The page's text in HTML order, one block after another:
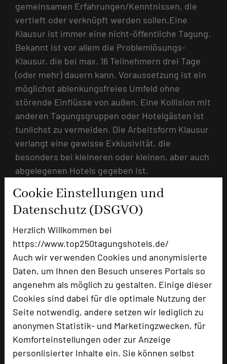
Cookie Einstellungen und
Datenschutz (DSGVO)
Herzlich Willkommen bei
https://www.top250tagungshotels.de/
Auch wir verwenden Cookies und anonymisierte
Daten, um Ihnen den Besuch unseres Portals so
angenehm als möglich zu gestalten. Einige dieser
Cookies sind dabei für die optimale Nutzung der
Seite notwendig, andere setzen wir lediglich zu
anonymen Statistik- und Marketingzwecken, für
Komforteinstellungen oder zur Anzeige
personlisierter Inhalte ein. Sie können selbst
gemeinsamen Erfahrungen/Kenntnissen, die
vertieft oder verknüpft werden sollen.Eine
Klausur ist immer eine nicht-öffentliche Tagung.
Bekannt ist vor allem die Problemlösungs-
Klausur, die bei max. 16 Teilnehmern drei Tage
(oder mehr) dauern kann. Voraussetzung ist ein
möglichst ablenkungsfreies Umfeld ohne
störende Einflüsse von außen. Eine Kollision mit
anderen Tagungsgruppen oder Hotelgästen ist
tunlichst zu vermeiden. Die Arbeitsform Klausur
verlangt eine gewisse Exklusivität, die
besonders bei kleineren oder kleinen, aber auch
abgelegenen Hotels gegeben ist.
Hotel
Ort
1.
Kloster Hornbach 66500 Hornbach
Mintrops Stadt Hotel
Margarethenhöhe
45149 Essen
3. hôtel schloss romrod 36329 Romrod
4. Wellings Parkhotel 47475 Kamp-Lintfort
5.
Mintrops Land Hotel
Burgaltendorf
45289 Essen
6.
Tagungszentrum
Schmerlenbach
63768 Hösbach
Schlosshotel Steinburg 97080 Würzburg
8.
Romantischer Winkel -
RoLigio® & Wellness Resort
37441 Bad Sachsa
9. Gut Gremmelin 18279 Lalendorf